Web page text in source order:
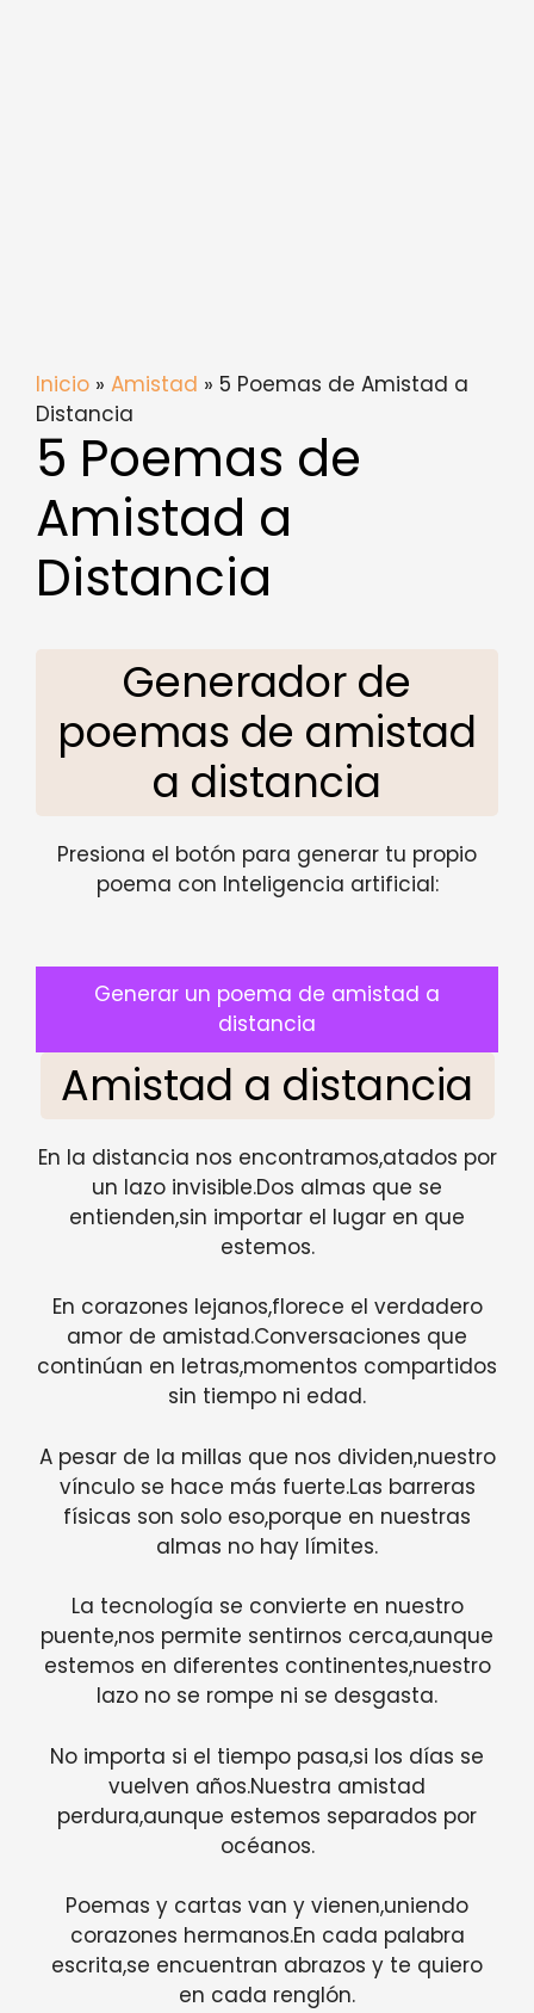
Inicio » Amistad » 5 Poemas de Amistad a
Distancia
5 Poemas de
Amistad a
Distancia
Generador de
poemas de amistad
a distancia
Presiona el botón para generar tu propio
poema con Inteligencia artificial:
Generar un poema de amistad a
distancia
Amistad a distancia
En la distancia nos encontramos,atados por
un lazo invisible.Dos almas que se
entienden,sin importar el lugar en que
estemos.
En corazones lejanos,florece el verdadero
amor de amistad.Conversaciones que
continúan en letras,momentos compartidos
sin tiempo ni edad.
A pesar de la millas que nos dividen,nuestro
vínculo se hace más fuerte.Las barreras
físicas son solo eso,porque en nuestras
almas no hay límites.
La tecnología se convierte en nuestro
puente,nos permite sentirnos cerca,aunque
estemos en diferentes continentes,nuestro
lazo no se rompe ni se desgasta.
No importa si el tiempo pasa,si los días se
vuelven años.Nuestra amistad
perdura,aunque estemos separados por
océanos.
Poemas y cartas van y vienen,uniendo
corazones hermanos.En cada palabra
escrita,se encuentran abrazos y te quiero
en cada renglón.